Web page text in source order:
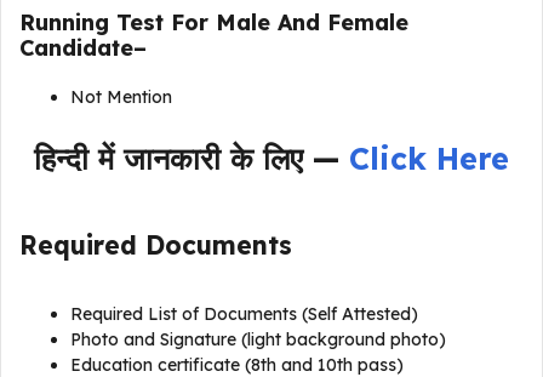
Running Test For Male And Female
Candidate–
Not Mention
हिन्दी में जानकारी के लिए — Click Here
Required Documents
Required List of Documents (Self Attested)
Photo and Signature (light background photo)
Education certificate (8th and 10th pass)